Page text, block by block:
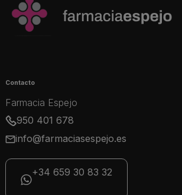
Contacto
Farmacia Espejo
950 401 678
info@farmaciasespejo.es
+34 659 30 83 32